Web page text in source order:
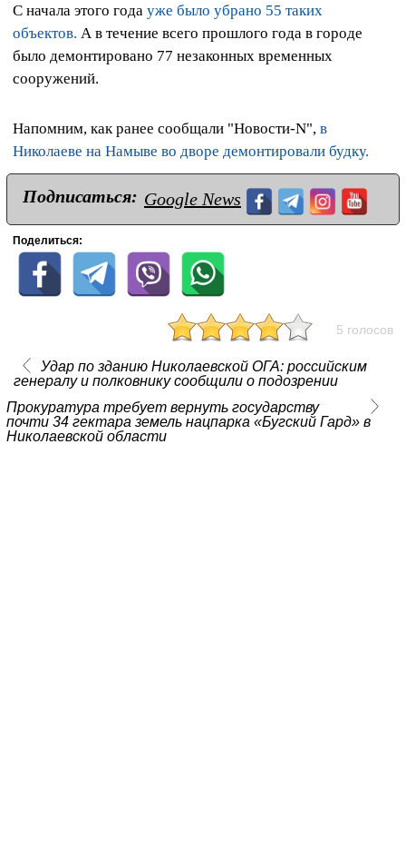
С начала этого года уже было убрано 55 таких
объектов. А в течение всего прошлого года в городе
было демонтировано 77 незаконных временных
сооружений.
Напомним, как ранее сообщали "Новости-N", в
Николаеве на Намыве во дворе демонтировали будку.
Подписаться: Google News
Поделиться:
5 голосов
Удар по зданию Николаевской ОГА: российским
генералу и полковнику сообщили о подозрении
Прокуратура требует вернуть государству
почти 34 гектара земель нацпарка «Бугский Гард» в
Николаевской области